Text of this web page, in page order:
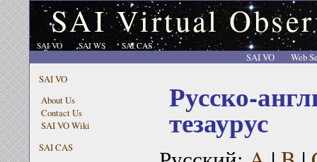
SAI Virtual
SAI VO SAI WS SAI CAS
SAI VO
Web
SAI VO
About Us
Contact Us
SAI VO Wiki
SAI CAS
Русско-
тезаурус